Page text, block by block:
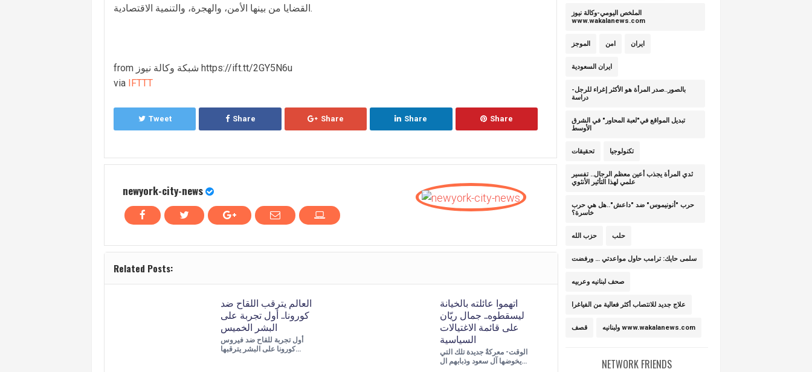
القضايا من بينها الأمن، والهجرة، والتنمية الاقتصادية.
from شبكة وكالة نيوز https://ift.tt/2GY5N6u
via IFTTT
Tweet Share Share Share Share
newyork-city-news
Related Posts:
العالم يترقب اللقاح ضد
كورونا.. أول تجربة على
البشر الخميس
أول تجربة للقاح ضد فيروس
كورونا على البشر يترقبها…
اتهموا عائلته بالخيانة
ليسقطوه.. جمال ريّان
على قائمة الاغتيالات
السياسية
الوقت- معركةٌ جديدة تلك التي
يخوضها آل سعود وذبابهم ال…
الملخص اليومي-وكالة نيوز
www.wakalanews.com
الموجز امن ايران
ايران السعودية
بالصور..صدر المرأة هو الأكثر إغراء للرجل-
دراسة
تبديل المواقع في"لعبة المحاور" في الشرق
الأوسط
تحقيقات تكنولوجيا
ثدي المرأة يجذب أعين معظم الرجال.. تفسير
علمي لهذا التأثير الأنثوي
حرب "أنونيموس" ضد "داعش"..هل هي حرب
خاسرة؟
حزب الله حلب
سلمى حايك: ترامب حاول مواعدتي … ورفضت
صحف لبنانيه وعربيه
علاج جديد للانتصاب أكثر فعالية من الفياغرا
قصف ولبنانيه www.wakalanews.com
NETWORK FRIENDS